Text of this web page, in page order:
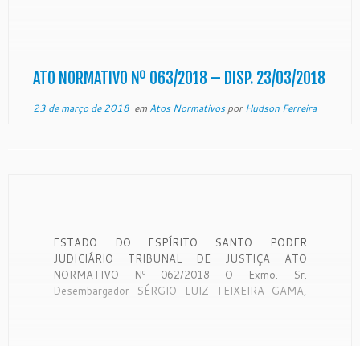
ATO NORMATIVO Nº 063/2018 – DISP. 23/03/2018
23 de março de 2018em Atos NormativosporHudson Ferreira
ESTADO DO ESPÍRITO SANTO PODER
JUDICIÁRIO TRIBUNAL DE JUSTIÇA ATO
NORMATIVO Nº 062/2018 O Exmo. Sr.
Desembargador SÉRGIO LUIZ TEIXEIRA GAMA,